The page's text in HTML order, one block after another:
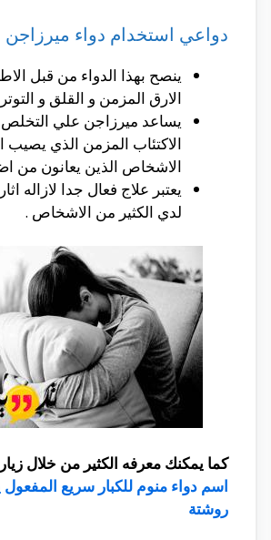
دواعي استخدام دواء ميرزاجن
ينصح بهذا الدواء من قبل
الارق المزمن و القلق و
يساعد ميرزاجن علي
الاكتئاب المزمن الذي يصيب
الاشخاص الذين يعانون
يعتبر علاج فعال جدا لازاله
لدي الكثير من الاشخاص .
كما يمكنك معرفه الكثير من خلال
اسم دواء منوم للكبار سريع
روشتة